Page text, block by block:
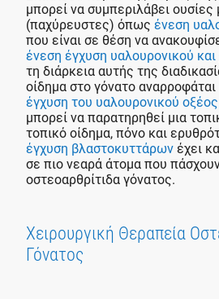
μπορεί να συμπεριλάβει
(παχύρευστες) όπως ένεση
που είναι σε θέση να
ένεση έγχυση υαλουρονικού και
τη διάρκεια αυτής της
οίδημα στο γόνατο αναρροφάται
έγχυση του υαλουρονικού οξέος
μπορεί να παρατηρηθεί μια
τοπικό οίδημα, πόνο και
έγχυση βλαστοκυττάρων έχει
σε πιο νεαρά άτομα που
οστεοαρθρίτιδα γόνατος.
Χειρουργική Θεραπεία
Γόνατος